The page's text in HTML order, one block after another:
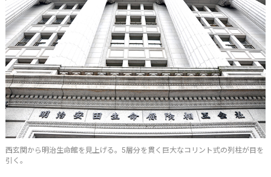
西玄関から明治生命館を見上げる。5層分を貫く巨大なコリント式の列柱が目を
引く。